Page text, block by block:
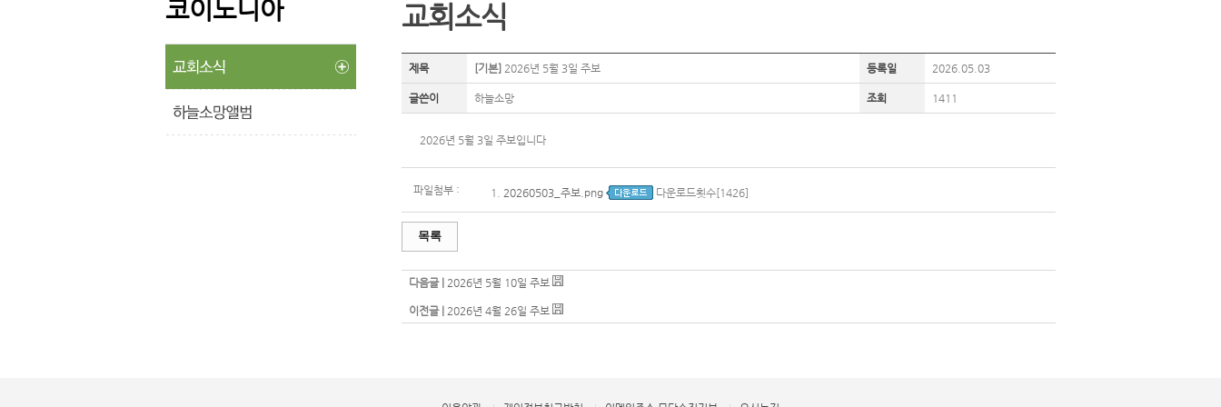
코이노니아 교회소식
제목 [기본] 2026년 5월 3일 주보 등록일 2026.05.03
글쓴이 하늘소망 조회 1411
2026년 5월 3일 주보입니다
파일첨부 : 1. 20260503_주보.png 다운로드횟수[1426]
목록
다음글 | 2026년 5월 10일 주보
이전글 | 2026년 4월 26일 주보